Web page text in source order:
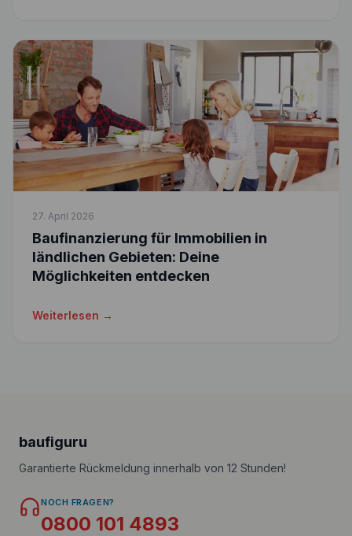
27. April 2026
Baufinanzierung für Immobilien in
ländlichen Gebieten: Deine
Möglichkeiten entdecken
Weiterlesen →
baufiguru
Garantierte Rückmeldung innerhalb von 12 Stunden!
NOCH FRAGEN?
0800 101 4893